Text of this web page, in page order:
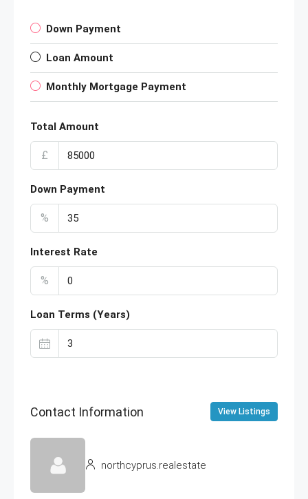
Down Payment
Loan Amount
Monthly Mortgage Payment
Total Amount
£
Down Payment
%
Interest Rate
%
Loan Terms (Years)
Contact Information View Listings
northcyprus.realestate